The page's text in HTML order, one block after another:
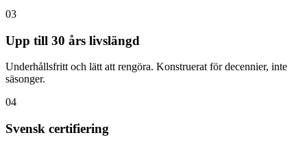
03
Upp till 30 års livslängd
Underhållsfritt och lätt att rengöra. Konstruerat för decennier, inte
säsonger.
04
Svensk certifiering